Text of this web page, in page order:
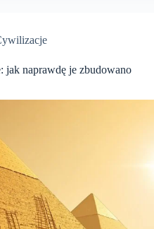
jak naprawdę je zbudowano